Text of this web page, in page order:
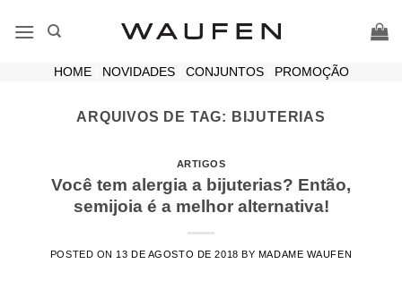
HOME| NOVIDADES| CONJUNTOS| PROMOÇÃO
ARQUIVOS DE TAG: BIJUTERIAS
ARTIGOS
Você tem alergia a bijuterias? Então,
semijoia é a melhor alternativa!
POSTED ON 13 DE AGOSTO DE 2018 BY MADAME WAUFEN